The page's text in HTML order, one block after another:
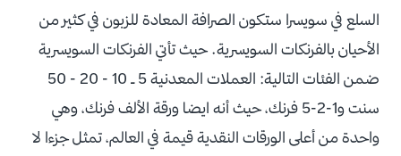
السلع في سويسرا ستكون الصرافة المعادة للزبون في كثير من
الأحيان بالفرنكات السويسرية. حيث تأتي الفرنكات السويسرية
ضمن الفئات التالية: العملات المعدنية 5 ـ 10 - 20 - 50
سنت و1-2-5 فرنك، حيث أنه ايضا ورقة الألف فرنك، وهي
واحدة من أعلى الورقات النقدية قيمة في العالم، تمثل جزءا لا